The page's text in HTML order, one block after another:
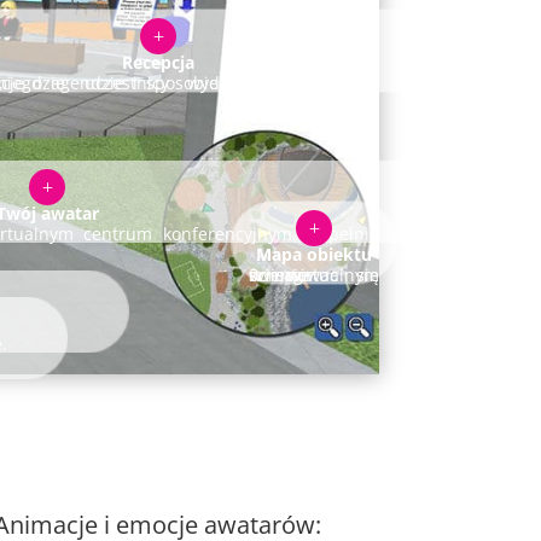
L
Recepcja
się po platformie.
L
awatar
L
Mapa obiektu
Pomaga orientować się w wirtualnym świecie.
i emocje awatarów: